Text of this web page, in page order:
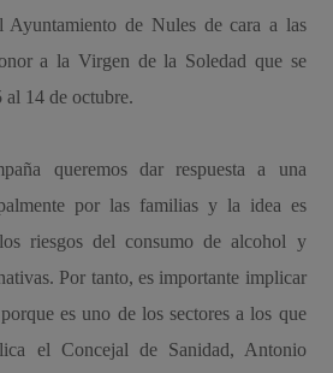
Ayuntamiento de Nules de cara a las
a la Virgen de la Soledad que se
al 14 de octubre.
queremos dar respuesta a una
por las familias y la idea es
riesgos del consumo de alcohol y
Por tanto, es importante implicar
es uno de los sectores a los que
el Concejal de Sanidad, Antonio